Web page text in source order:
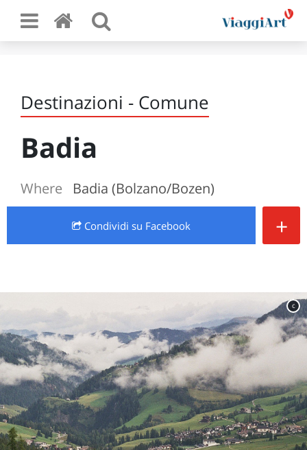
Destinazioni - Comune
Badia
Where Badia (Bolzano/Bozen)
Condividi su Facebook +
c